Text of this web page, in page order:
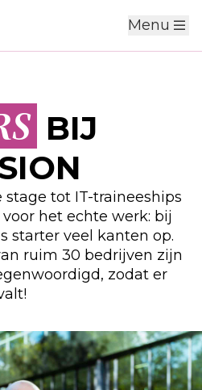
Menu
BIJ
tot IT-traineeships
het echte werk: bij
starter veel kanten op.
ruim 30 bedrijven zijn
zodat er